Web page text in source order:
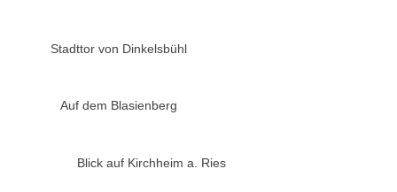
Stadttor von Dinkelsbühl
Auf dem Blasienberg
Blick auf Kirchheim a. Ries